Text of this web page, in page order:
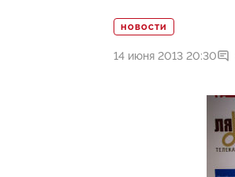
НОВОСТИ
14 июня 2013 20:30